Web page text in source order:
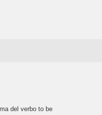
del verbo to be